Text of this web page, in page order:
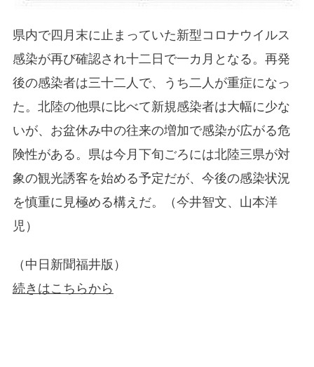
県内で四月末に止まっていた新型コロナウイルス
感染が再び確認され十二日で一カ月となる。再発
後の感染者は三十二人で、うち二人が重症になっ
た。北陸の他県に比べて新規感染者は大幅に少な
いが、お盆休み中の往来の増加で感染が広がる危
険性がある。県は今月下旬ごろには北陸三県が対
象の観光誘客を始める予定だが、今後の感染状況
を慎重に見極める構えだ。（今井智文、山本洋
児）
（中日新聞福井版）
続きはこちらから